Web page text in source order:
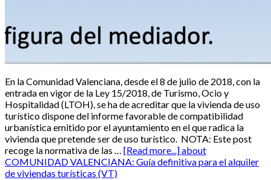
En la Comunidad Valenciana, desde el 8 de julio de 2018, con la
entrada en vigor de la Ley 15/2018, de Turismo, Ocio y
Hospitalidad (LTOH), se ha de acreditar que la vivienda de uso
turístico dispone del informe favorable de compatibilidad
urbanística emitido por el ayuntamiento en el que radica la
vivienda que pretende ser de uso turístico. NOTA: Este post
recoge la normativa de las … [Read more...]about
COMUNIDAD VALENCIANA: Guía definitiva para el alquiler
de viviendas turísticas (VT)